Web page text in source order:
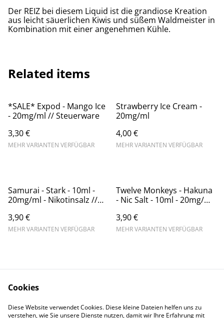
Der REIZ bei diesem Liquid ist die grandiose Kreation
aus leicht säuerlichen Kiwis und süßem Waldmeister in
Kombination mit einer angenehmen Kühle.
Related items
*SALE* Expod - Mango Ice
- 20mg/ml // Steuerware
3,30 €
MEHR VARIANTEN VERFÜGBAR
Strawberry Ice Cream -
20mg/ml
4,00 €
MEHR VARIANTEN VERFÜGBAR
Samurai - Stark - 10ml -
20mg/ml - Nikotinsalz //
3,90 €
MEHR VARIANTEN VERFÜGBAR
Twelve Monkeys - Hakuna
- Nic Salt - 10ml - 20mg/ml
3,90 €
MEHR VARIANTEN VERFÜGBAR
Contact Us
Legal Terms
Cookies
Diese Website verwendet Cookies. Diese kleine Dateien helfen uns zu
verstehen, wie Sie unsere Dienste nutzen, damit wir Ihre Erfahrung mit